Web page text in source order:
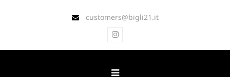
customers@bigli21.it